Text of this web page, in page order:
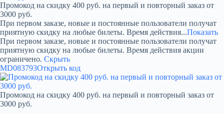
Промокод на скидку 400 руб. на первый и повторный заказ от
3000 руб.
При первом заказе, новые и постоянные пользователи получат
приятную скидку на любые билеты. Время действия...Показать
При первом заказе, новые и постоянные пользователи получат
приятную скидку на любые билеты. Время действия акции
ограничено. Скрыть
MD083793Открыть код
Промокод на скидку 400 руб. на первый и повторный заказ от
3000 руб.